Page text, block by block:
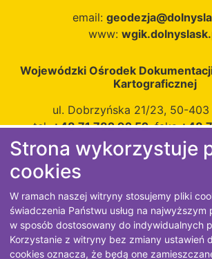
email:
www:
Wojewódzki Ośrodek
Kartograficznej
ul. Dobrzyńska 21/23, 50-403
tel.+48 71 782 92 52, faks+48
email:
Polityka prywatności
Strona wykorzystuje
cookies
W ramach naszej witryny stosujemy pliki
świadczenia Państwu usług na najwyższym
w sposób dostosowany do indywidualnych
Korzystanie z witryny bez zmiany ustawień
cookies oznacza, że będą one